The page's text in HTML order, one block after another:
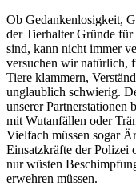
Ob Gedankenlosigkeit,
der Tierhalter Gründe
sind, kann nicht immer
versuchen wir natürlich,
Tiere klammern,
unglaublich schwierig.
unserer Partnerstationen
mit Wutanfällen oder
Vielfach müssen sogar
Einsatzkräfte der Polizei
nur wüsten
erwehren müssen.